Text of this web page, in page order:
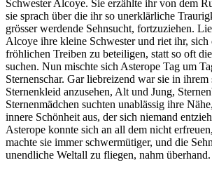
Schwester Alcoye. Sie erzählte ihr von dem
sie sprach über die ihr so unerklärliche
grösser werdende Sehnsucht, fortzuziehen.
Alcoye ihre kleine Schwester und riet ihr, sich
fröhlichen Treiben zu beteiligen, statt so oft
suchen. Nun mischte sich Asterope Tag um
Sternenschar. Gar liebreizend war sie in ihrem
Sternenkleid anzusehen, Alt und Jung,
Sternenmädchen suchten unablässig ihre
innere Schönheit aus, der sich niemand
Asterope konnte sich an all dem nicht
machte sie immer schwermütiger, und die
unendliche Weltall zu fliegen, nahm überhand.